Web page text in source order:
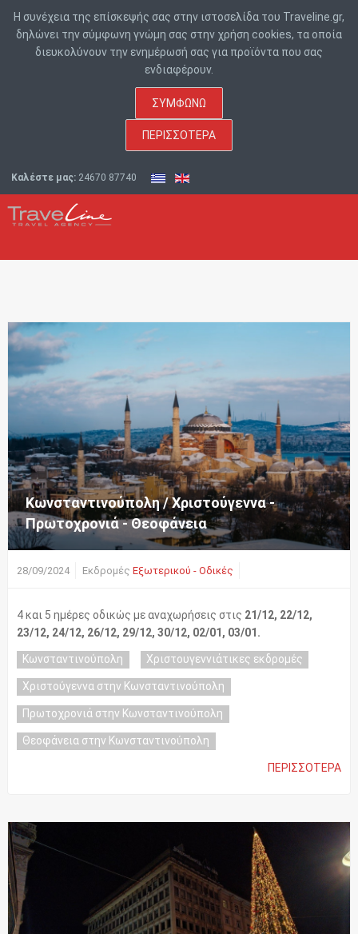
Η συνέχεια της επίσκεψής σας στην ιστοσελίδα του Traveline.gr,
δηλώνει την σύμφωνη γνώμη σας στην χρήση cookies, τα οποία
διευκολύνουν την ενημέρωσή σας για προϊόντα που σας
ενδιαφέρουν.
ΣΥΜΦΩΝΏ
ΠΕΡΙΣΣΌΤΕΡΑ
Καλέστε μας: 24670 87740
Κωνσταντινούπολη / Χριστούγεννα -
Πρωτοχρονιά - Θεοφάνεια
28/09/2024 Εκδρομές Εξωτερικού - Οδικές
4 και 5 ημέρες οδικώς με αναχωρήσεις στις 21/12, 22/12,
23/12, 24/12, 26/12, 29/12, 30/12, 02/01, 03/01.
Κωνσταντινούπολη Χριστουγεννιάτικες εκδρομές
Χριστούγεννα στην Κωνσταντινούπολη
Πρωτοχρονιά στην Κωνσταντινούπολη
Θεοφάνεια στην Κωνσταντινούπολη
ΠΕΡΙΣΣΌΤΕΡΑ